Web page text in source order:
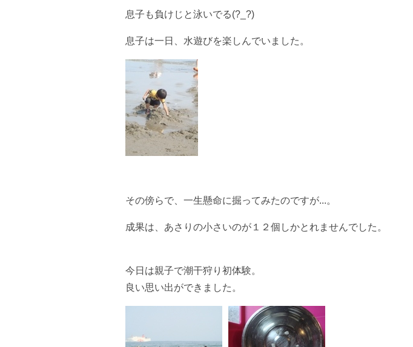
息子も負けじと泳いでる(?_?)
息子は一日、水遊びを楽しんでいました。
その傍らで、一生懸命に掘ってみたのですが...。
成果は、あさりの小さいのが１２個しかとれませんでした。
今日は親子で潮干狩り初体験。
良い思い出ができました。